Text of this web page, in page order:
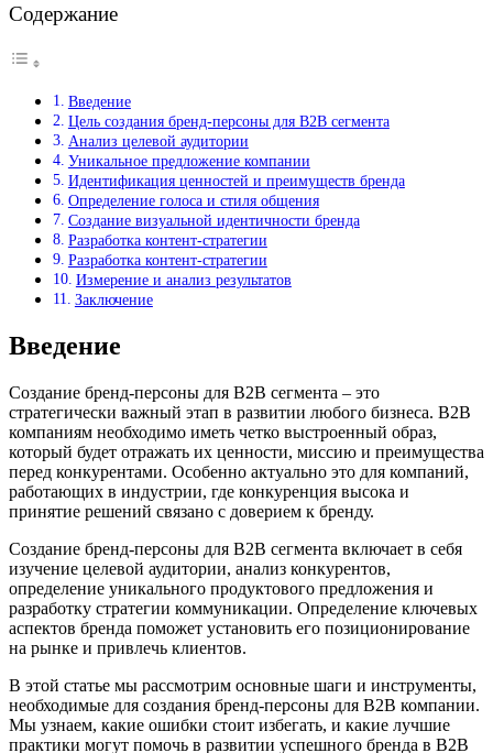
Содержание
Введение
Цель создания бренд-персоны для B2B сегмента
Анализ целевой аудитории
Уникальное предложение компании
Идентификация ценностей и преимуществ бренда
Определение голоса и стиля общения
Создание визуальной идентичности бренда
Разработка контент-стратегии
Разработка контент-стратегии
Измерение и анализ результатов
Заключение
Введение
Создание бренд-персоны для B2B сегмента – это
стратегически важный этап в развитии любого бизнеса. B2B
компаниям необходимо иметь четко выстроенный образ,
который будет отражать их ценности, миссию и преимущества
перед конкурентами. Особенно актуально это для компаний,
работающих в индустрии, где конкуренция высока и
принятие решений связано с доверием к бренду.
Создание бренд-персоны для B2B сегмента включает в себя
изучение целевой аудитории, анализ конкурентов,
определение уникального продуктового предложения и
разработку стратегии коммуникации. Определение ключевых
аспектов бренда поможет установить его позиционирование
на рынке и привлечь клиентов.
В этой статье мы рассмотрим основные шаги и инструменты,
необходимые для создания бренд-персоны для B2B компании.
Мы узнаем, какие ошибки стоит избегать, и какие лучшие
практики могут помочь в развитии успешного бренда в B2B